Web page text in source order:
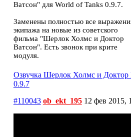
Озвучка Шерлок Холмс и Доктор
0.9.7
#110043 ob_ekt_195 12 фев 2015,
Ватсон" для World of Tanks 0.9.7.
Заменены полностью все
экипажа на новые из советского
фильма "Шерлок Холмс и Доктор
Ватсон". Есть звонок при крите
модуля.